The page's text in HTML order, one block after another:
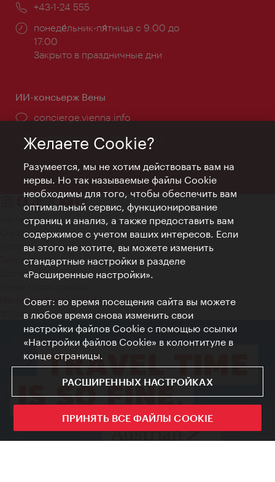
Телефон:
+43-1-24 555
Часы
работы:
понеде́льник-пя́тница с 9:00 до
17:00
Закрыто в праздничные дни
ИИ-консьерж Вены
concierge.vienna.info
Информация круглосуточно
Контакт
Credits
Положение о конфиденциальности
Terms of Use
Доступность
Настройки файлов Cookie
© Copyright WienTourismus
Желаете Cookie?
Разумеется, мы не хотим действовать вам на
нервы. Но так называемые файлы Cookie
необходимы для того, чтобы обеспечить вам
оптимальный сервис, функционирование
страниц и анализ, а также предоставить вам
содержимое с учетом ваших интересов. Если
вы этого не хотите, вы можете изменить
стандартные настройки в разделе
«Расширенные настройки».
Совет: во время посещения сайта вы можете
в любое время снова изменить свои
настройки файлов Cookie с помощью ссылки
«Настройки файлов Cookie» в колонтитуле в
конце страницы.
РАСШИРЕННЫХ НАСТРОЙКАХ
ПРИНЯТЬ ВСЕ ФАЙЛЫ COOKIE